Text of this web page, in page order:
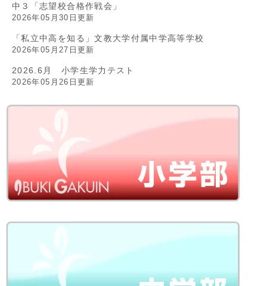
中３「志望校合格作戦会」
2026年05月30日更新
「私立中高を知る」文教大学付属中学高等学校
2026年05月27日更新
2026.6月 小学生学力テスト
2026年05月26日更新